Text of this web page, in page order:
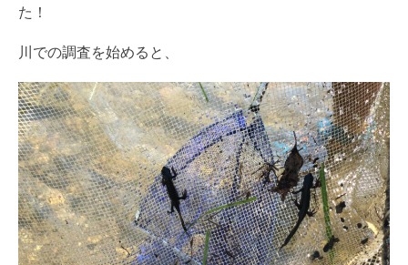
た！
川での調査を始めると、